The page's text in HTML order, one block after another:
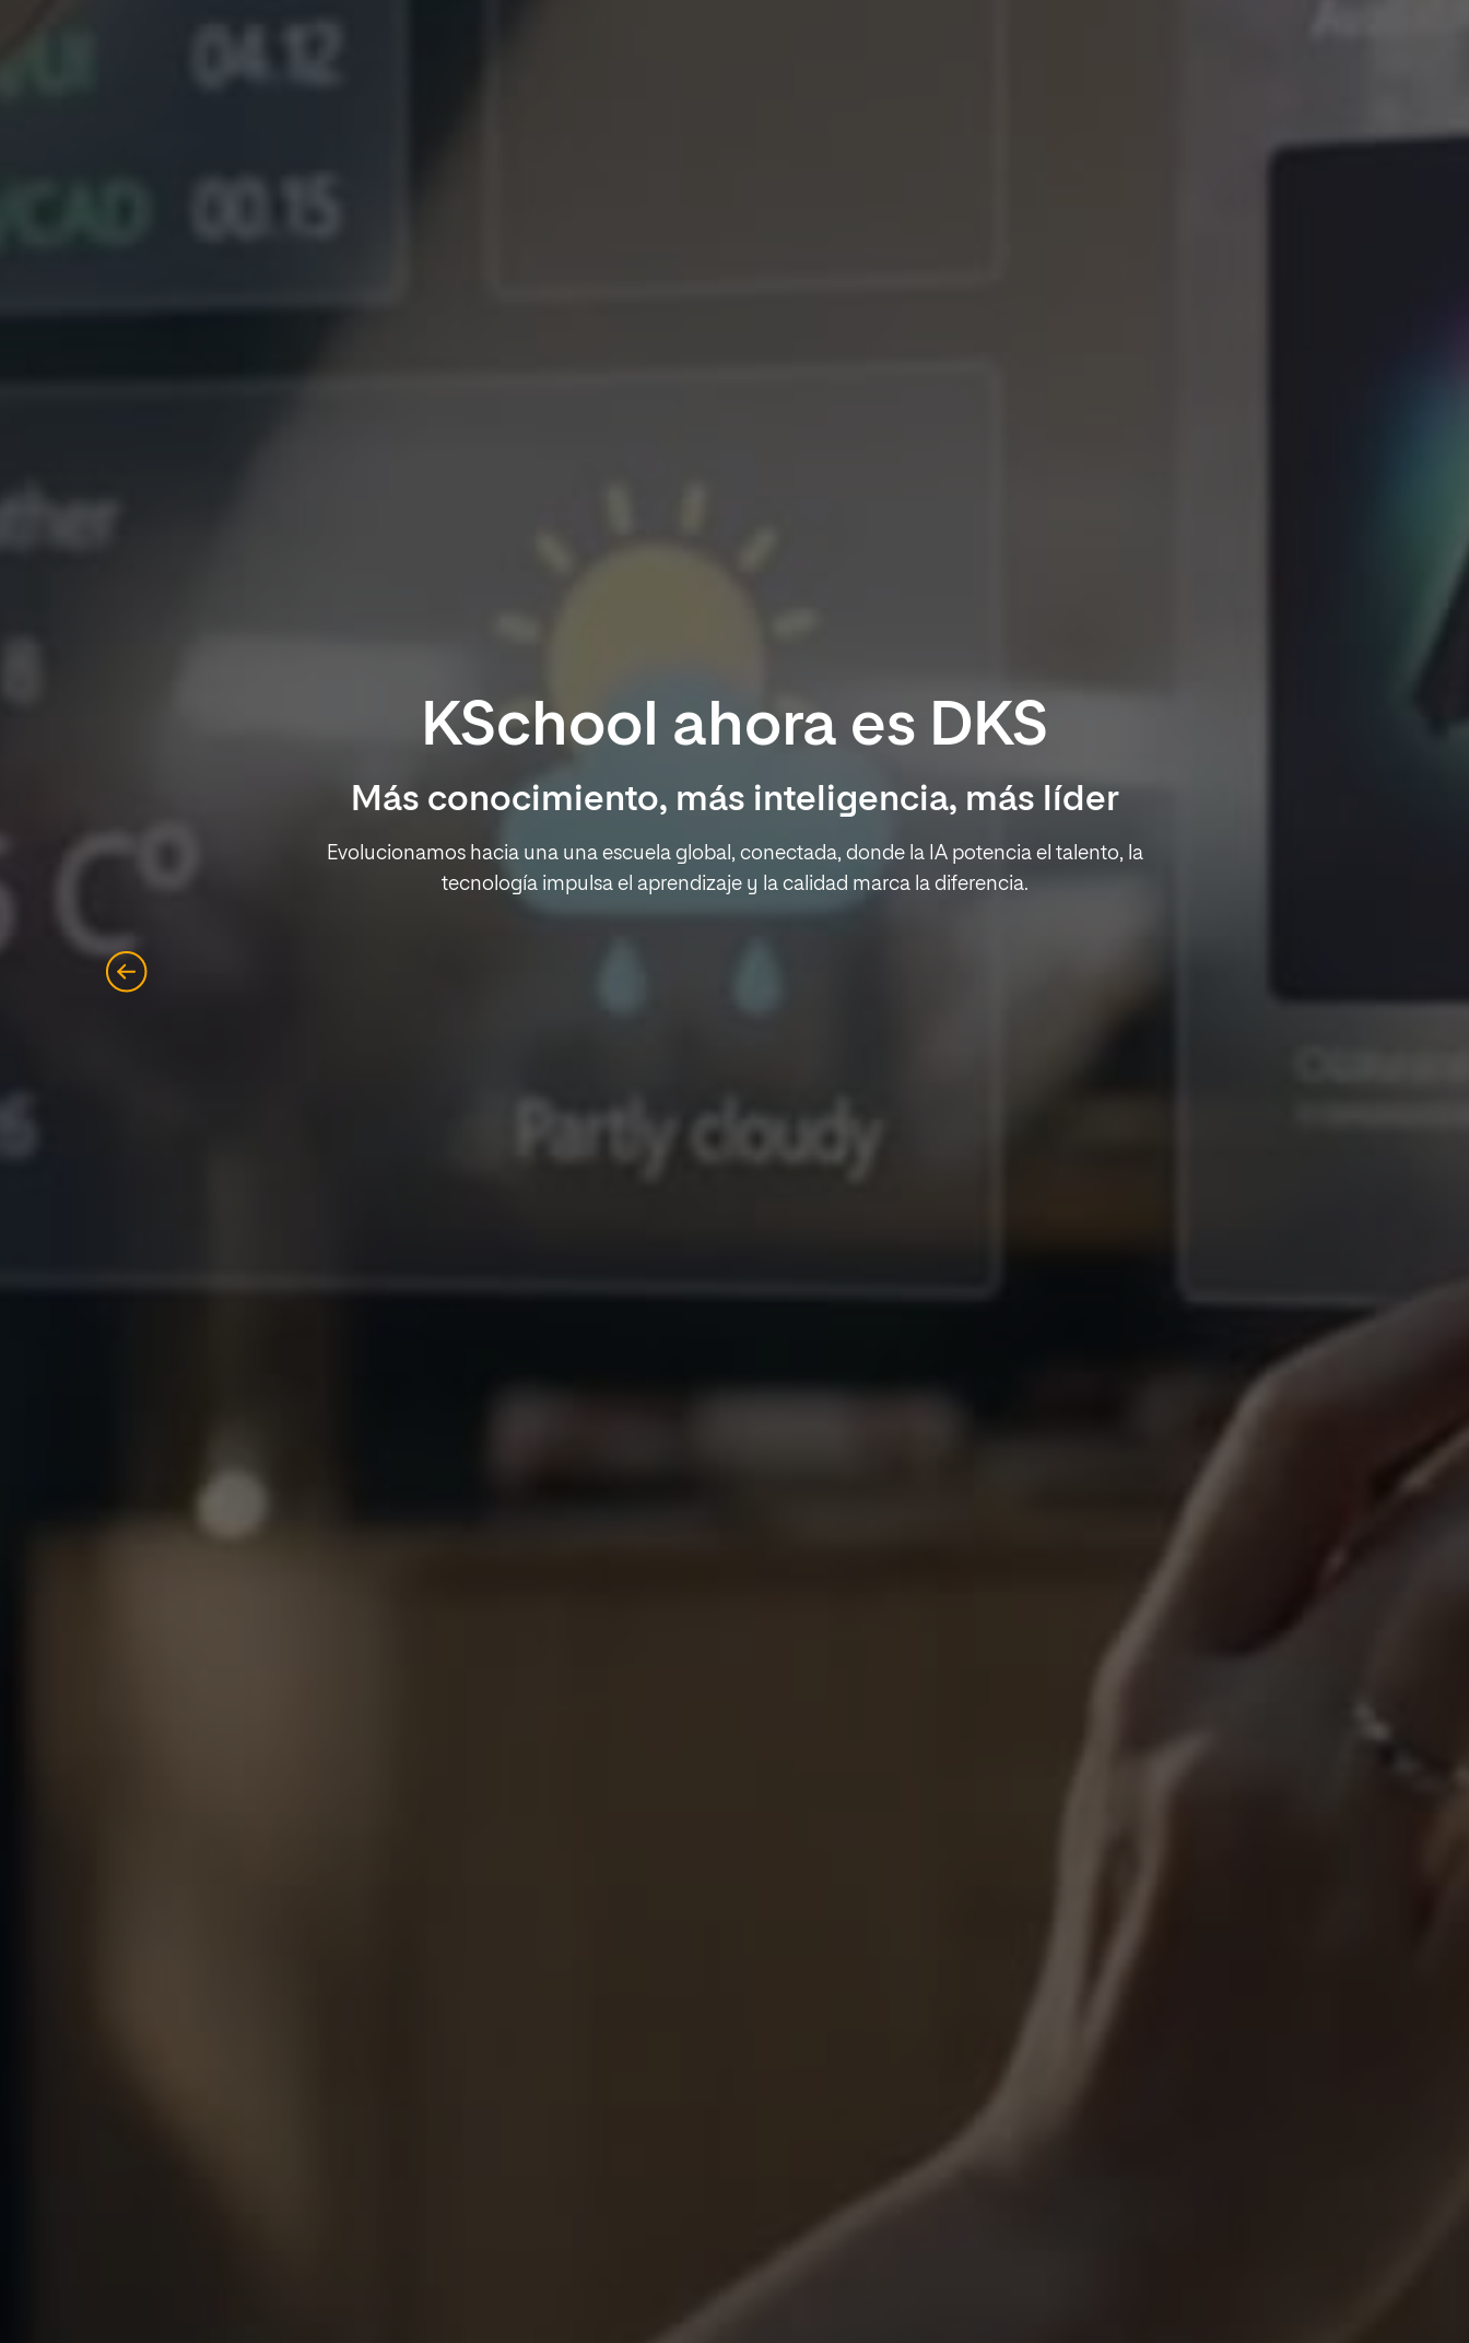
KSchool ahora es DKS
Más conocimiento, más inteligencia, más líder
Evolucionamos hacia una una escuela global, conectada, donde la IA potencia el talento, la
tecnología impulsa el aprendizaje y la calidad marca la diferencia.